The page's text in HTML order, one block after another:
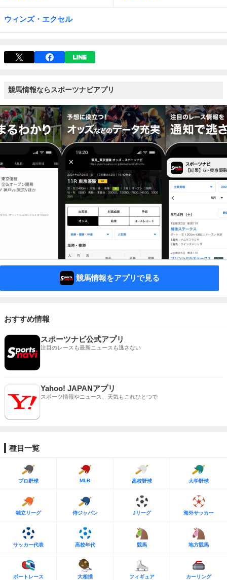
ウィンズ・エクセル
競馬情報ならスポーツナビアプリ
競馬情報をアプリで見る
おすすめ情報
スポーツナビ公式アプリ
注目のレースも最新ニュースも逃さない
Yahoo! JAPANアプリ
スポーツ情報やニュース、天気もこれひとつで
種目一覧
プロ野球 MLB 高校野球 大学野球
独立リーグ 侍ジャパン Jリーグ 海外サッカー
サッカー代表 高校年代 競馬 地方競馬
ボートレース 大相撲 フィギュア カーリング